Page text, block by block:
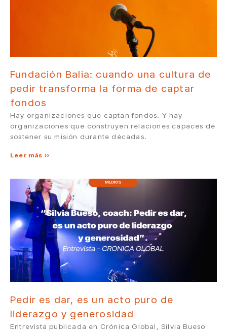
Fundación Balia: cuando una cultura de
pedir transforma la forma de captar
fondos
Hay organizaciones que captan fondos. Y hay
organizaciones que construyen relaciones capaces de
sostener su misión durante décadas.
Leer más »
Pedir es dar, es un acto puro de
liderazgo y generosidad
Entrevista publicada en Crónica Global, Silvia Bueso